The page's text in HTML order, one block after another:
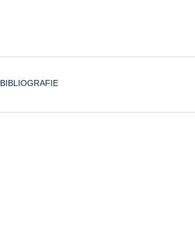
BIBLIOGRAFIE